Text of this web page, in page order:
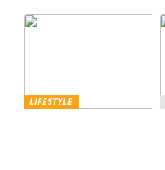
LIFESTYLE